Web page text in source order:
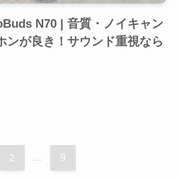
N70 | 音質・ノイキャン
ンが良き！サウンド重視なら
2 ... 9